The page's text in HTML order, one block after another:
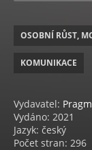
OSOBNÍ RŮST,
KOMUNIKACE
Vydavatel:
Vydáno: 2021
Jazyk: český
Počet stran: 296